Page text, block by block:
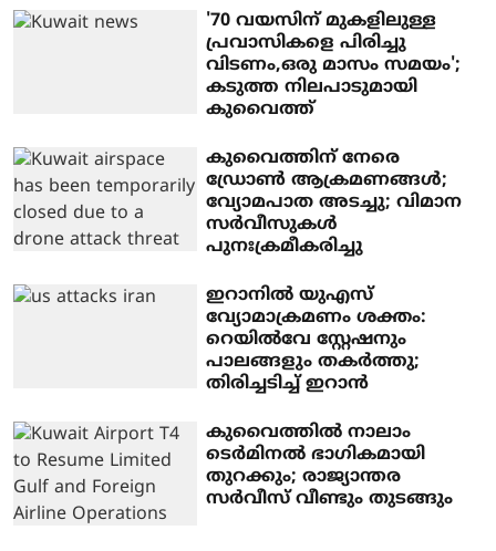
'70 വയസിന് മുകളിലുള്ള
പ്രവാസികളെ പിരിച്ചു
വിടണം,ഒരു മാസം സമയം';
കടുത്ത നിലപാടുമായി
കുവൈത്ത്
കുവൈത്തിന് നേരെ
ഡ്രോണ്‍ ആക്രമണങ്ങള്‍;
വ്യോമപാത അടച്ചു; വിമാന
സര്‍വീസുകള്‍
പുനഃക്രമീകരിച്ചു
ഇറാനില്‍ യുഎസ്
വ്യോമാക്രമണം ശക്തം:
റെയില്‍വേ സ്റ്റേഷനും
പാലങ്ങളും തകര്‍ത്തു;
തിരിച്ചടിച്ച് ഇറാന്‍
കുവൈത്തില്‍ നാലാം
ടെര്‍മിനല്‍ ഭാഗികമായി
തുറക്കും; രാജ്യാന്തര
സര്‍വീസ് വീണ്ടും തുടങ്ങും